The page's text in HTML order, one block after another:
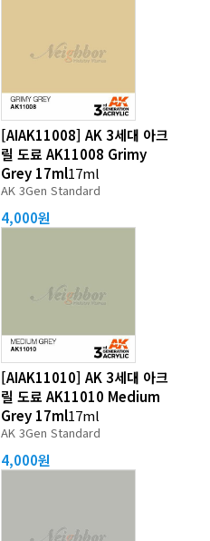
[AIAK11008] AK 3세대 아크
릴 도료 AK11008 Grimy
Grey 17ml17ml
AK 3Gen Standard
4,000원
[AIAK11010] AK 3세대 아크
릴 도료 AK11010 Medium
Grey 17ml17ml
AK 3Gen Standard
4,000원